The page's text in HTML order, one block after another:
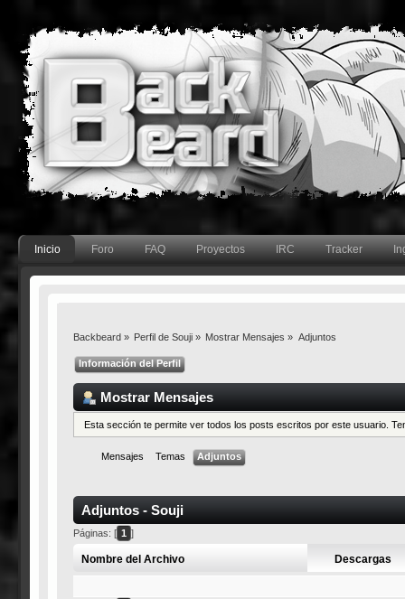
Inicio Foro FAQ Proyectos IRC Tracker
Backbeard» Perfil de Souji» Mostrar Mensajes » Adjuntos
Información del Perfil
Mostrar Mensajes
Esta sección te permite ver todos los posts escritos por este usuario.
Mensajes Temas Adjuntos
Adjuntos - Souji
Páginas: [ 1 ]
Nombre del Archivo Descargas